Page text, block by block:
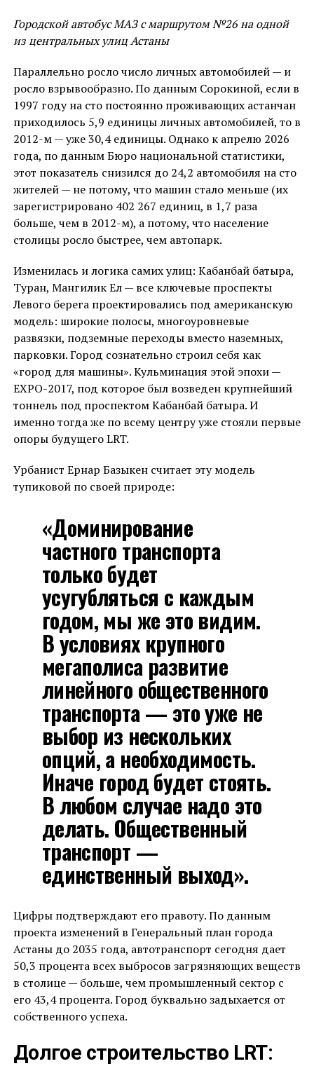
Городской автобус МАЗ с маршрутом №26 на одной
из центральных улиц Астаны
Параллельно росло число личных автомобилей — и
росло взрывообразно. По данным Сорокиной, если в
1997 году на сто постоянно проживающих астанчан
приходилось 5,9 единицы личных автомобилей, то в
2012-м — уже 30,4 единицы. Однако к апрелю 2026
года, по данным Бюро национальной статистики,
этот показатель снизился до 24,2 автомобиля на сто
жителей — не потому, что машин стало меньше (их
зарегистрировано 402 267 единиц, в 1,7 раза
больше, чем в 2012-м), а потому, что население
столицы росло быстрее, чем автопарк.
Изменилась и логика самих улиц: Кабанбай батыра,
Туран, Мангилик Ел — все ключевые проспекты
Левого берега проектировались под американскую
модель: широкие полосы, многоуровневые
развязки, подземные переходы вместо наземных,
парковки. Город сознательно строил себя как
«город для машины». Кульминация этой эпохи —
EXPO-2017, под которое был возведен крупнейший
тоннель под проспектом Кабанбай батыра. И
именно тогда же по всему центру уже стояли первые
опоры будущего LRT.
Урбанист Ернар Базыкен считает эту модель
тупиковой по своей природе:
«Доминирование
частного транспорта
только будет
усугубляться с каждым
годом, мы же это видим.
В условиях крупного
мегаполиса развитие
линейного общественного
транспорта — это уже не
выбор из нескольких
опций, а необходимость.
Иначе город будет стоять.
В любом случае надо это
делать. Общественный
транспорт —
единственный выход».
Цифры подтверждают его правоту. По данным
проекта изменений в Генеральный план города
Астаны до 2035 года, автотранспорт сегодня дает
50,3 процента всех выбросов загрязняющих веществ
в столице — больше, чем промышленный сектор с
его 43,4 процента. Город буквально задыхается от
собственного успеха.
Долгое строительство LRT: